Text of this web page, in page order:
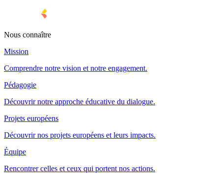
Nous connaître
Mission
Comprendre notre vision et notre engagement.
Pédagogie
Découvrir notre approche éducative du dialogue.
Projets européens
Découvrir nos projets européens et leurs impacts.
Équipe
Rencontrer celles et ceux qui portent nos actions.